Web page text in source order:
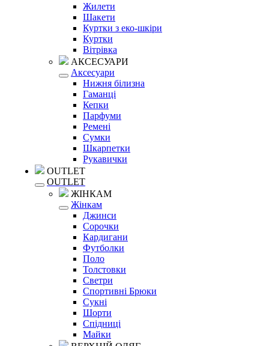
Жилети
Шакети
Куртки з еко-шкіри
Куртки
Вітрівка
АКСЕСУАРИ
Аксесуари
Нижня білизна
Гаманці
Кепки
Парфуми
Ремені
Сумки
Шкарпетки
Рукавички
OUTLET
OUTLET
ЖІНКАМ
Жінкам
Джинси
Сорочки
Кардигани
Футболки
Поло
Толстовки
Светри
Спортивні Брюки
Сукні
Шорти
Спідниці
Майки